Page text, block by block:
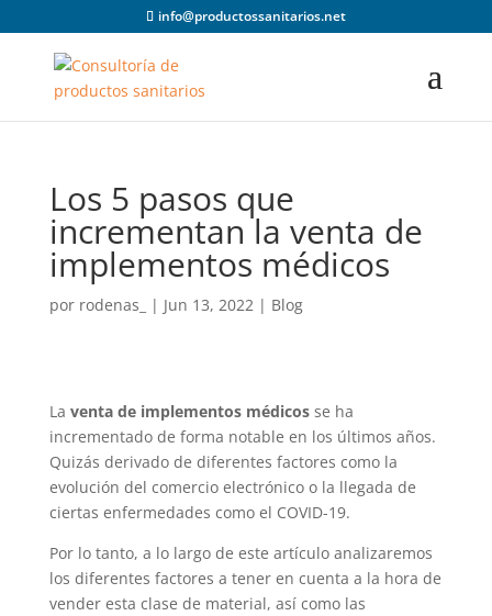
info@productossanitarios.net
Los 5 pasos que
incrementan la venta de
implementos médicos
por rodenas_ | Jun 13, 2022| Blog
La venta de implementos médicosse ha
incrementado de forma notable en los últimos años.
Quizás derivado de diferentes factores como la
evolución del comercio electrónico o la llegada de
ciertas enfermedades como el COVID-19.
Por lo tanto, a lo largo de este artículo analizaremos
los diferentes factores a tener en cuenta a la hora de
vender esta clase de material, así como las